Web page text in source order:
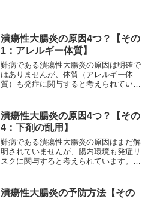
潰瘍性大腸炎の原因4つ？【その
1：アレルギー体質】
難病である潰瘍性大腸炎の原因は明確で
はありませんが、体質（アレルギー体
質）も発症に関与すると考えられていま
えします。
潰瘍性大腸炎の原因4つ？【その
4：下剤の乱用】
難病である潰瘍性大腸炎の原因はまだ解
明されていませんが、腸内環境も発症リ
スクに関与すると考えられています。管
っていることをお伝えします。
潰瘍性大腸炎の予防方法【その